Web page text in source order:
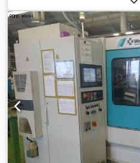
Afpsa - Max. Y tengely